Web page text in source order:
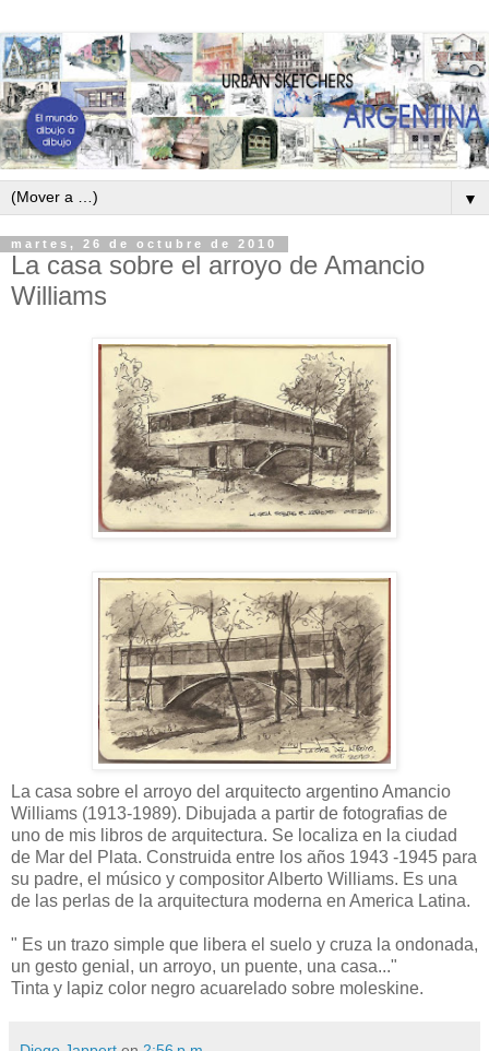
▼
martes, 26 de octubre de 2010
La casa sobre el arroyo de Amancio
Williams
La casa sobre el arroyo del arquitecto argentino Amancio
Williams (1913-1989). Dibujada a partir de fotografias de
uno de mis libros de arquitectura. Se localiza en la ciudad
de Mar del Plata. Construida entre los años 1943 -1945 para
su padre, el músico y compositor Alberto Williams. Es una
de las perlas de la arquitectura moderna en America Latina.
" Es un trazo simple que libera el suelo y cruza la ondonada,
un gesto genial, un arroyo, un puente, una casa..."
Tinta y lapiz color negro acuarelado sobre moleskine.